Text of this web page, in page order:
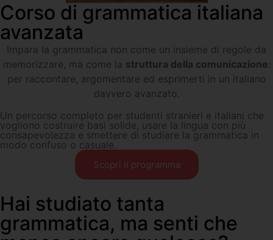
Corso di grammatica italiana
avanzata
Impara la grammatica non come un insieme di regole da
memorizzare, ma come la struttura della comunicazione:
per raccontare, argomentare ed esprimerti in un italiano
davvero avanzato.
Un percorso completo per studenti stranieri e italiani che
vogliono costruire basi solide, usare la lingua con più
consapevolezza e smettere di studiare la grammatica in
modo confuso o casuale.
Scopri il programma
Hai studiato tanta
grammatica, ma senti che